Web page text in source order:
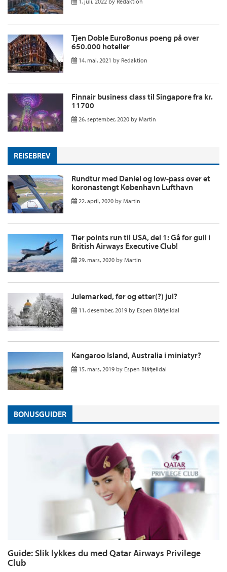
Tjen Doble EuroBonus poeng på over
650.000 hoteller
14. mai, 2021 by Redaktion
Finnair business class til Singapore fra kr.
11700
26. september, 2020 by Martin
REISEBREV
Rundtur med Daniel og low-pass over et
koronastengt København Lufthavn
22. april, 2020 by Martin
Tier points run til USA, del 1: Gå for gull i
British Airways Executive Club!
29. mars, 2020 by Martin
Julemarked, før og etter(?) jul?
11. desember, 2019 by Espen Blåfjelldal
Kangaroo Island, Australia i miniatyr?
15. mars, 2019 by Espen Blåfjelldal
BONUSGUIDER
Guide: Slik lykkes du med Qatar Airways Privilege
Club